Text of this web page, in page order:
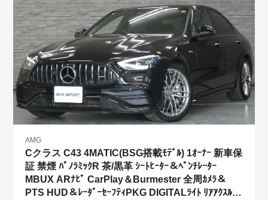
AMG
Cクラス C43 4MATIC(BSG搭載ﾓﾃﾞﾙ) 1ｵｰﾅｰ 新車保
証 禁煙 ﾊﾟﾉﾗﾐｯｸR 茶/黒革 ｼｰﾄﾋｰﾀｰ＆ﾍﾞﾝﾁﾚｰﾀｰ
MBUX ARﾅﾋﾞ CarPlay＆Burmester 全周ｶﾒﾗ＆
PTS HUD＆ﾚｰﾀﾞｰｾｰﾌﾃｨPKG DIGITALﾗｲﾄ ﾘｱｱｸｽﾙｽﾃ